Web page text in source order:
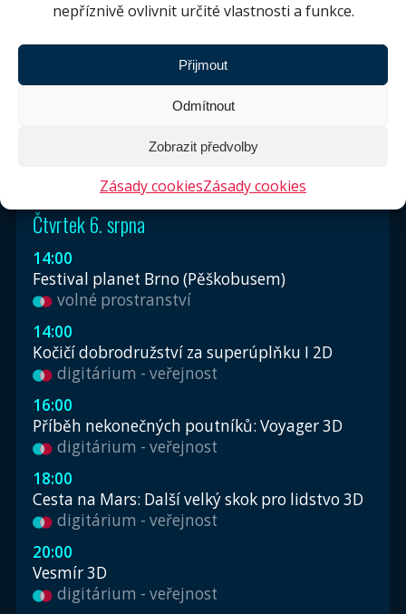
nepříznivě ovlivnit určité vlastnosti a funkce.
Přijmout
Odmítnout
Zobrazit předvolby
Zásady cookiesZásady cookies
ZPĚT NA NOVINKY
Čtvrtek 6. srpna
14:00
Festival planet Brno (Pěškobusem)
volné prostranství
14:00
Kočičí dobrodružství za superúplňku I 2D
digitárium - veřejnost
16:00
Příběh nekonečných poutníků: Voyager 3D
digitárium - veřejnost
18:00
Cesta na Mars: Další velký skok pro lidstvo 3D
digitárium - veřejnost
20:00
Vesmír 3D
digitárium - veřejnost